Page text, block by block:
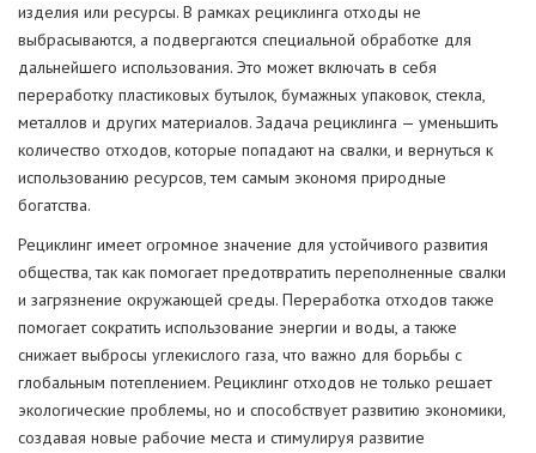
изделия или ресурсы. В рамках рециклинга отходы не
выбрасываются, а подвергаются специальной обработке для
дальнейшего использования. Это может включать в себя
переработку пластиковых бутылок, бумажных упаковок, стекла,
металлов и других материалов. Задача рециклинга — уменьшить
количество отходов, которые попадают на свалки, и вернуться к
использованию ресурсов, тем самым экономя природные
богатства.
Рециклинг имеет огромное значение для устойчивого развития
общества, так как помогает предотвратить переполненные свалки
и загрязнение окружающей среды. Переработка отходов также
помогает сократить использование энергии и воды, а также
снижает выбросы углекислого газа, что важно для борьбы с
глобальным потеплением. Рециклинг отходов не только решает
экологические проблемы, но и способствует развитию экономики,
создавая новые рабочие места и стимулируя развитие